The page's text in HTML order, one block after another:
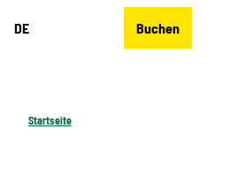
DE Buchen
Startseite